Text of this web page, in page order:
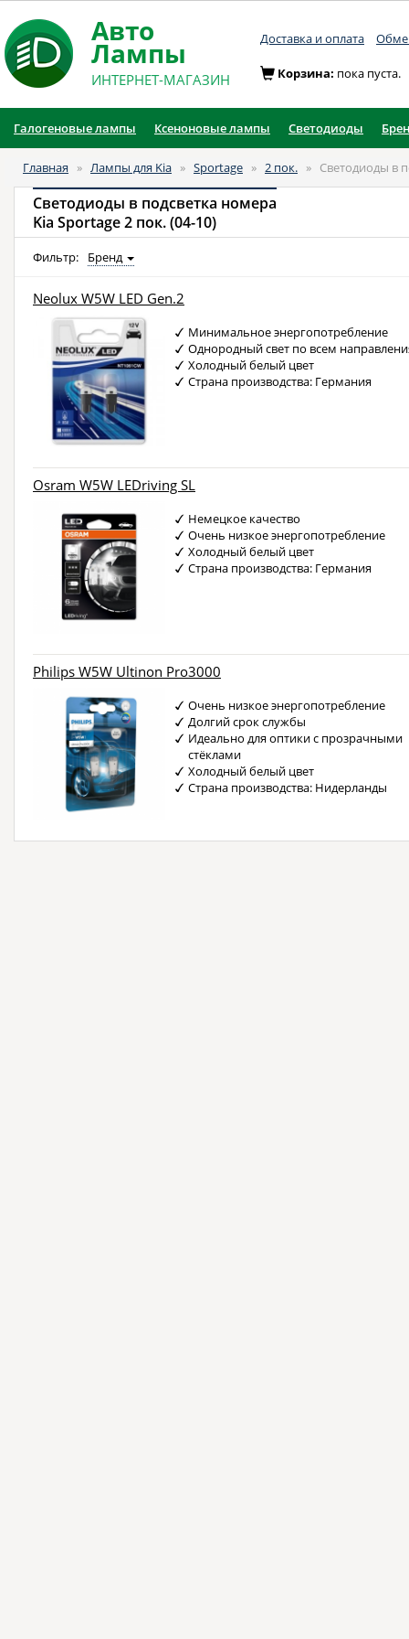
Авто
Лампы
ИНТЕРНЕТ-МАГАЗИН
Доставка и оплата
Корзина: пока пуста.
Галогеновые лампы Ксеноновые лампы Светодиоды
Главная » Лампы для Kia » Sportage » 2 пок. » Светодиоды в
Светодиоды в подсветка номера
Kia Sportage 2 пок. (04-10)
Фильтр: Бренд
Neolux W5W LED Gen.2
Минимальное энергопотребление
Однородный свет по всем
Холодный белый цвет
Страна производства: Германия
Osram W5W LEDriving SL
Немецкое качество
Очень низкое энергопотребление
Холодный белый цвет
Страна производства: Германия
Philips W5W Ultinon Pro3000
Очень низкое энергопотребление
Долгий срок службы
Идеально для оптики с прозрачными
стёклами
Холодный белый цвет
Страна производства: Нидерланды